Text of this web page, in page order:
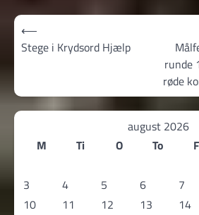
Indlægsnavigation
⟵
Stege i Krydsord Hjælp
runde
røde
august 2026
M
Ti O To F
3
4 5 6 7
10
11 12 13 14